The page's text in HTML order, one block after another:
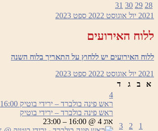
28
29
30
31
2021 יול אוגוסט 2022 ספט 2023
ללוח האירועים
ללוח האירועים יש ללחוץ על התאריך בלוח השנה
2021 יול אוגוסט 2022 ספט 2023
א
ב ג ד
1
2
3
4
ראש פינה בולברד – ירידי בוטיק 16:00
ראש פינה בולברד – ירידי בוטיק
אוג 4 @ 16:00 – 23:00